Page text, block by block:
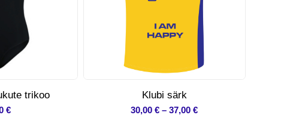
trikoo
€
Klubi särk
30,00€ – 37,00€Hinnavahemik: